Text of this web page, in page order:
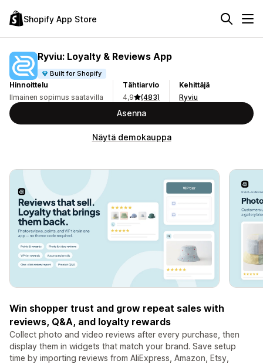
Shopify App Store
Ryviu: Loyalty & Reviews App
Built for Shopify
Hinnoittelu
Ilmainen sopimus saatavilla
Tähtiarvio
4,9
(483)
Kehittäjä
Ryviu
Asenna
Näytä demokauppa
Win shopper trust and grow repeat sales with
reviews, Q&A, and loyalty rewards
Collect photo and video reviews after every purchase, then
display them in widgets that match your brand. Save setup
time by importing reviews from AliExpress, Amazon, Etsy,